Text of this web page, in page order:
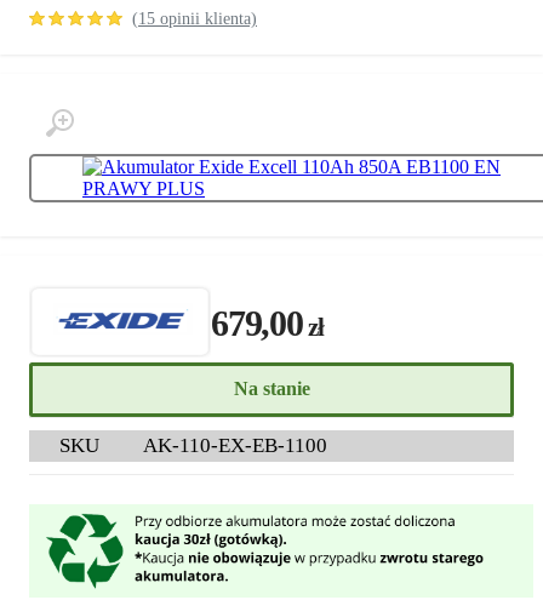
(15 opinii klienta)
679,00zł
Na stanie
SKU AK-110-EX-EB-1100